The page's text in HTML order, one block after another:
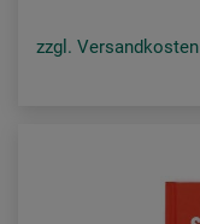
zzgl. Versandkosten